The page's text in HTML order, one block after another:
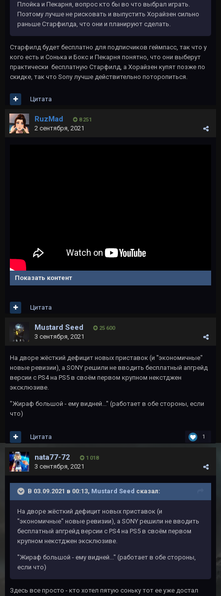
Плойка и Пекарня, вопрос кто бы во что выбрал играть.
Поэтому лучше не рисковать и выпустить Хорайзен сильно
раньше Старфилда, что они и планируют сделать.
Старфилд будет бесплатно для подписчиков геймпасс, так что у
кого есть и Сонька и Бокс и Пекарня понятно, что они выберут
практически бесплатную Старфилд, а Хорайзен купят позже по
скидке, так что Sony лучше действительно поторопиться.
Цитата
RuzMad 8 251
2 сентября, 2021
Показать контент
Цитата
Mustard Seed 25 600
3 сентября, 2021
На дворе жёсткий дефицит новых приставок (и "экономичные"
новые ревизии), а SONY решили не вводить бесплатный апгрейд
версии с PS4 на PS5 в своём первом крупном некстджен
эксклюзиве.
"Жираф большой - ему видней..." (работает в обе стороны, если
что)
1
Цитата
nata77-72 1 018
3 сентября, 2021
В 03.09.2021 в 00:13, Mustard Seed сказал:
На дворе жёсткий дефицит новых приставок (и
"экономичные" новые ревизии), а SONY решили не вводить
бесплатный апгрейд версии с PS4 на PS5 в своём первом
крупном некстджен эксклюзиве.
"Жираф большой - ему видней..." (работает в обе стороны,
если что)
Здесь все просто - кто хотел пятую соньку тот ее уже достал